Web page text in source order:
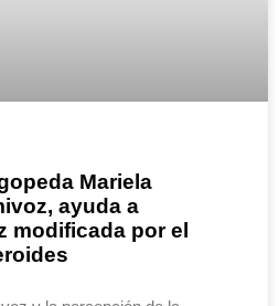
Mariela
ayuda a
modificada por el